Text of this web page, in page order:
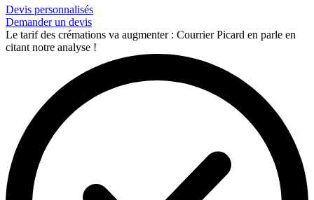
Devis personnalisés
Demander un devis
Le tarif des crémations va augmenter : Courrier Picard en parle en
citant notre analyse !